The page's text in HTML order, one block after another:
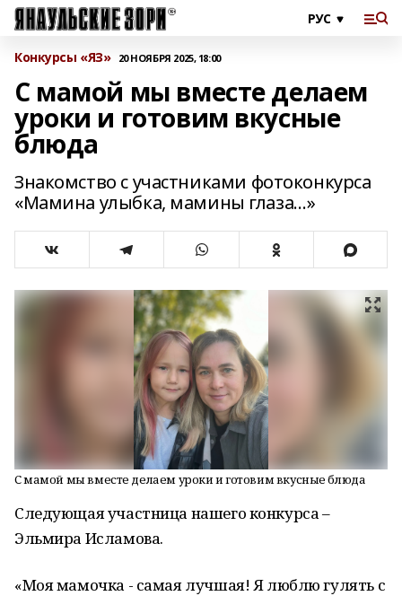
Конкурсы «ЯЗ» 20 НОЯБРЯ 2025, 18:00
С мамой мы вместе делаем
уроки и готовим вкусные
блюда
Знакомство с участниками фотоконкурса
«Мамина улыбка, мамины глаза…»
С мамой мы вместе делаем уроки и готовим вкусные блюда
Следующая участница нашего конкурса –
Эльмира Исламова.
«Моя мамочка - самая лучшая! Я люблю гулять с